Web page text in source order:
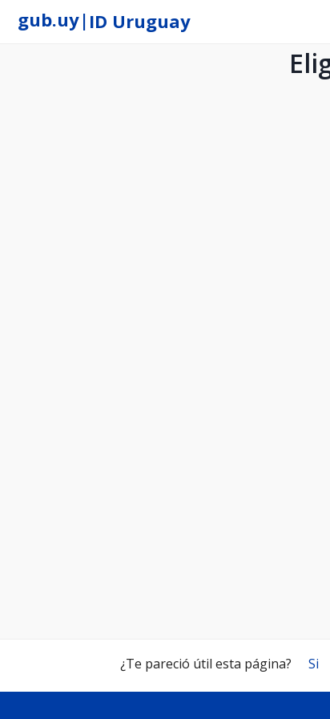
gub.uy| ID Uruguay
¿Te pareció útil esta página? Si